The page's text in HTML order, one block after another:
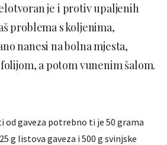
je i protiv upaljenih
problema s koljenima,
nanesi na bolna mjesta,
a potom vunenim šalom.
od gaveza potrebno ti je 50 grama
g listova gaveza i 500 g svinjske